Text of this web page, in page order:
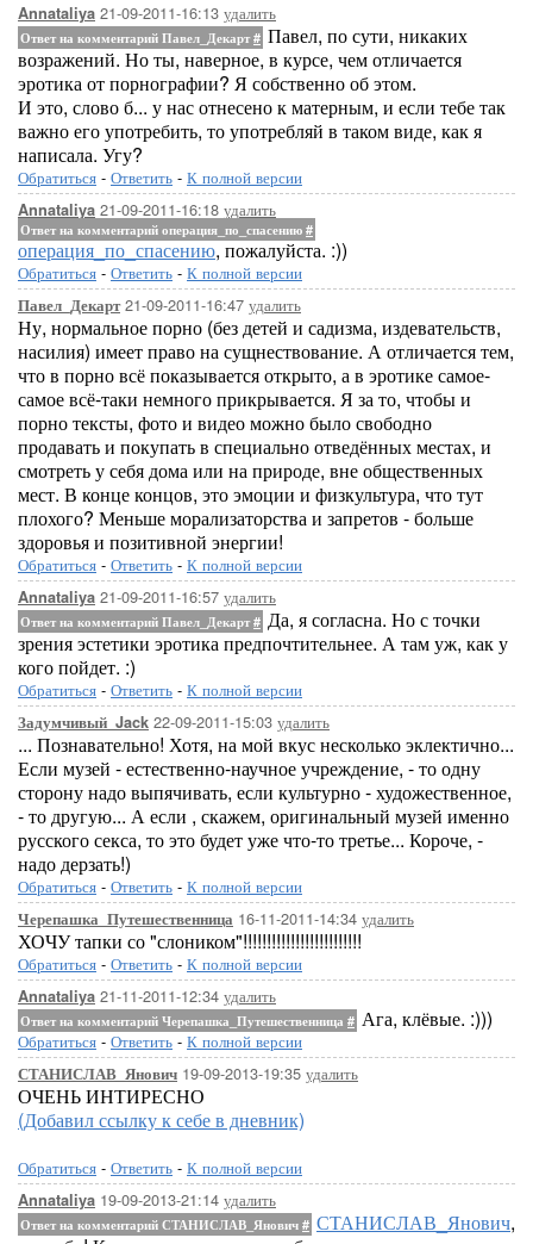
Annataliya 21-09-2011-16:13 удалить
Ответ на комментарий Павел_Декарт# Павел, по сути, никаких
возражений. Но ты, наверное, в курсе, чем отличается
эротика от порнографии? Я собственно об этом.
И это, слово б... у нас отнесено к матерным, и если тебе так
важно его употребить, то употребляй в таком виде, как я
написала. Угу?
Обратиться - Ответить - К полной версии
Annataliya 21-09-2011-16:18 удалить
Ответ на комментарий операция_по_спасению #
операция_по_спасению, пожалуйста. :))
Обратиться - Ответить - К полной версии
Павел_Декарт21-09-2011-16:47 удалить
Ну, нормальное порно (без детей и садизма, издевательств,
насилия) имеет право на сущнествование. А отличается тем,
что в порно всё показывается открыто, а в эротике самое-
самое всё-таки немного прикрывается. Я за то, чтобы и
порно тексты, фото и видео можно было свободно
продавать и покупать в специально отведённых местах, и
смотреть у себя дома или на природе, вне общественных
мест. В конце концов, это эмоции и физкультура, что тут
плохого? Меньше морализаторства и запретов - больше
здоровья и позитивной энергии!
Обратиться - Ответить - К полной версии
Annataliya 21-09-2011-16:57 удалить
Ответ на комментарий Павел_Декарт# Да, я согласна. Но с точки
зрения эстетики эротика предпочтительнее. А там уж, как у
кого пойдет. :)
Обратиться - Ответить - К полной версии
Задумчивый_Jack 22-09-2011-15:03 удалить
... Познавательно! Хотя, на мой вкус несколько эклектично...
Если музей - естественно-научное учреждение, - то одну
сторону надо выпячивать, если культурно - художественное,
- то другую... А если , скажем, оригинальный музей именно
русского секса, то это будет уже что-то третье... Короче, -
надо дерзать!)
Обратиться - Ответить - К полной версии
Черепашка_Путешественница 16-11-2011-14:34 удалить
ХОЧУ тапки со "слоником"!!!!!!!!!!!!!!!!!!!!!!!!!
Обратиться - Ответить - К полной версии
Annataliya 21-11-2011-12:34 удалить
Ответ на комментарий Черепашка_Путешественница # Ага, клёвые. :)))
Обратиться - Ответить - К полной версии
СТАНИСЛАВ_Янович 19-09-2013-19:35 удалить
ОЧЕНЬ ИНТИРЕСНО
(Добавил ссылку к себе в дневник)
Обратиться - Ответить - К полной версии
Annataliya 19-09-2013-21:14 удалить
Ответ на комментарий СТАНИСЛАВ_Янович # СТАНИСЛАВ_Янович,